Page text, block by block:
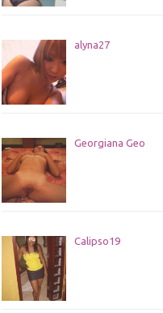
alyna27
Georgiana Geo
Calipso19